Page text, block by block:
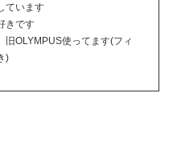
ています
きです
旧OLYMPUS使ってます(フィ
)